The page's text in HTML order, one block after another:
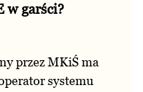
w garści?
przez MKiŚ ma
systemu